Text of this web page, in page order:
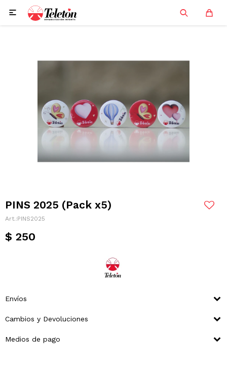

PINS 2025 (Pack x5)
PINS2025
$ 250
Envíos
Cambios y Devoluciones
Medios de pago